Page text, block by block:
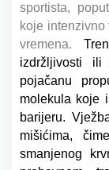
sportista,
koje intenzivno
vremena.
izdržljivosti ili
pojačanu
molekula koje
barijeru.
mišićima,
smanjenog